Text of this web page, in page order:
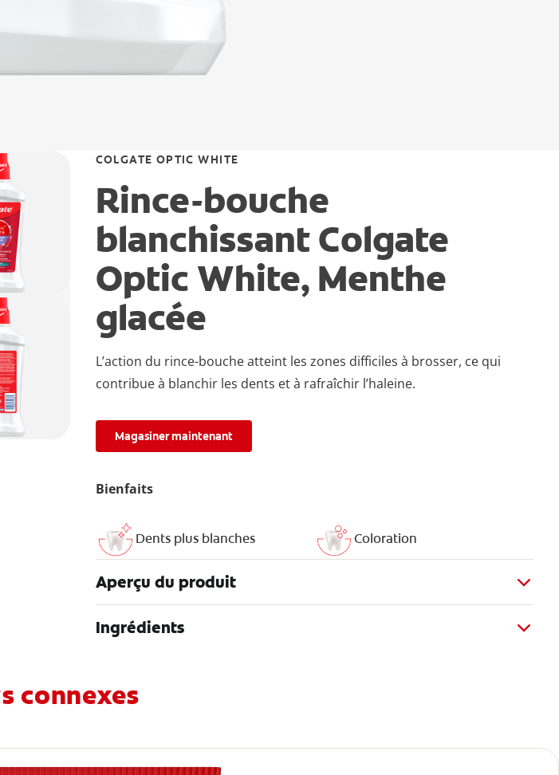
COLGATE OPTIC WHITE
Rince-bouche
blanchissant Colgate
Optic White, Menthe
glacée
L’action du rince-bouche atteint les zones difficiles à brosser, ce qui
contribue à blanchir les dents et à rafraîchir l’haleine.
Magasiner maintenant
Bienfaits
Dents plus blanches Coloration
Aperçu du produit
Ingrédients
connexes